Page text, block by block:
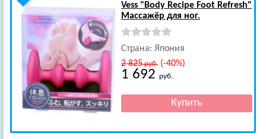
Vess"Body Recipe Foot Refresh"
Массажёр для ног.
Страна: Япония
2 825руб.(-40%)
1 692 руб.